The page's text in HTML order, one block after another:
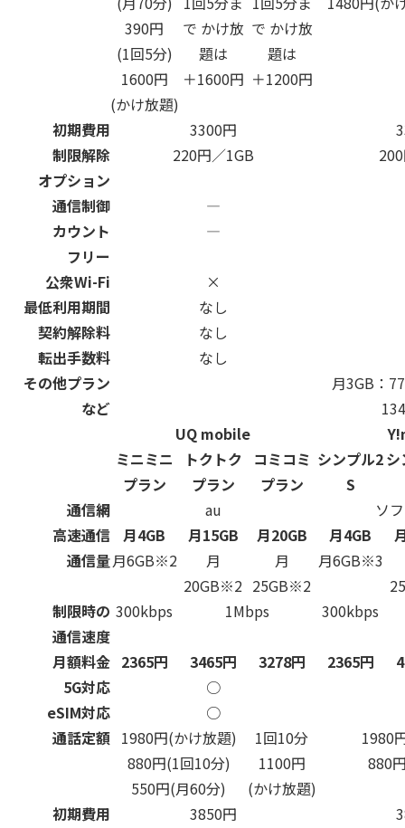
390円
(1回5分)
1600円
(かけ放題)
で かけ放
題は
＋1600円
で かけ放
題は
＋1200円
初期費用 3300円
制限解除
オプション
220円／1GB
通信制御
―
カウント
フリー
―
公衆Wi-Fi
×
最低利用期間
なし
契約解除料
なし
転出手数料
なし
その他プラン
など
月3GB：
UQ mobile
ミニミニ
プラン
トクトク
プラン
コミコミ
プラン
シンプル2
S
通信網 au
ソ
高速通信
通信量
月4GB
月6GB※2
月15GB
月
20GB※2
月20GB
月
25GB※2
月4GB
月6GB※3
制限時の
通信速度
300kbps 1Mbps 300kbps
月額料金 2365円 3465円 3278円 2365円
5G対応
○
eSIM対応
○
通話定額 1980円(かけ放題)
880円(1回10分)
550円(月60分)
1回10分
1100円
(かけ放題)
1980
880
初期費用 3850円